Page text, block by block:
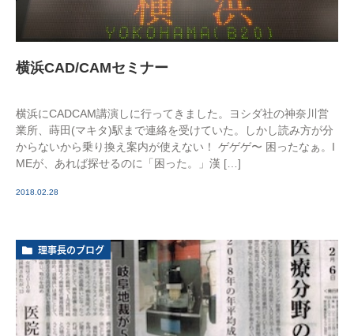
横浜CAD/CAMセミナー
横浜にCADCAM講演しに行ってきました。ヨシダ社の神奈川営
業所、蒔田(マキタ)駅まで連絡を受けていた。しかし読み方が分
からないから乗り換え案内が使えない！ ゲゲゲ〜 困ったなぁ。I
MEが、あれば探せるのに「困った。」漢 […]
2018.02.28
理事長のブログ